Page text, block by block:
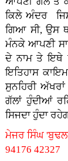
ਕਿਲੇ ਅੰਦਰ
ਗਿਆ ਸੀ, ਉਸ
ਮੰਨਕੇ ਆਪਣੀ
ਦੇ ਨਾਮ ਤੇ ਇਥੇ
ਇਤਿਹਾਸ
ਸੁਨਹਿਰੀ
ਗੱਲਾਂ ਹੁੰਦੀਆਂ
ਸਿਜਦਾ ਹੁੰਦਾ
ਮੇਜਰ ਸਿੰਘ
94176 42327